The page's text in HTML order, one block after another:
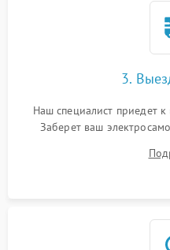
3.
Наш специалист приедет
Заберет ваш